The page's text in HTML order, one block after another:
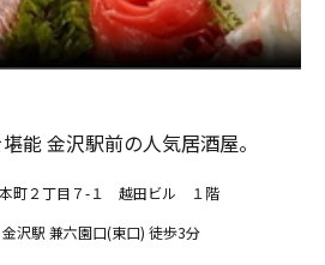
能 金沢駅前の人気居酒屋。
町２丁目７-１ 越田ビル １階
沢駅 兼六園口(東口) 徒歩3分